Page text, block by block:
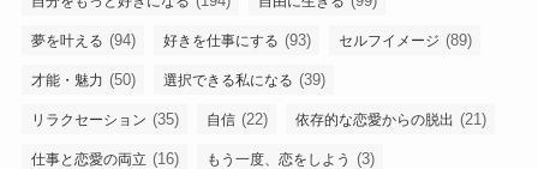
夢を叶える (94) 好きを仕事にする (93) セルフイメージ (89)
才能・魅力 (50) 選択できる私になる (39)
リラクセーション (35) 自信 (22) 依存的な恋愛からの脱出 (21)
仕事と恋愛の両立 (16) もう一度、恋をしよう (3)